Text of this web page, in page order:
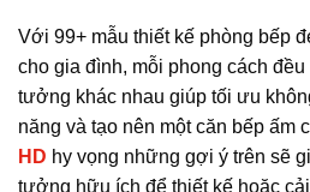
Với 99+ mẫu thiết kế phòng bếp
cho gia đình, mỗi phong cách
tưởng khác nhau giúp tối ưu
năng và tạo nên một căn bếp ấm
HD hy vọng những gợi ý trên sẽ
tưởng hữu ích để thiết kế hoặc